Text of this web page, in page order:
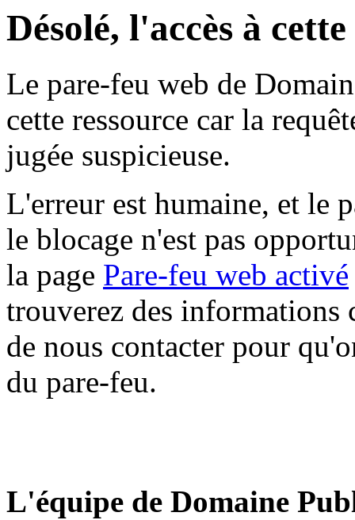
Désolé, l'accès à
Le pare-feu web de
cette ressource car la
jugée suspicieuse.
L'erreur est humaine, et le
le blocage n'est pas
la page Pare-feu web activé
trouverez des informations
de nous contacter pour
du pare-feu.
L'équipe de Domaine